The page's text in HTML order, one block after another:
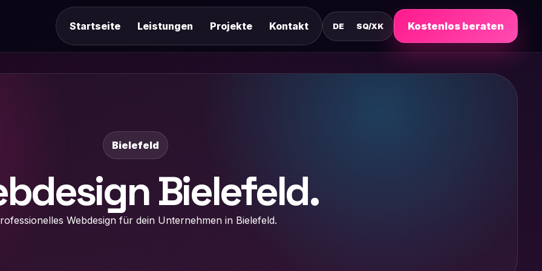
Startseite Leistungen Projekte Kontakt DE SQ/XK Kostenlos beraten
Bielefeld
Bielefeld.
Webdesign für dein Unternehmen in Bielefeld.